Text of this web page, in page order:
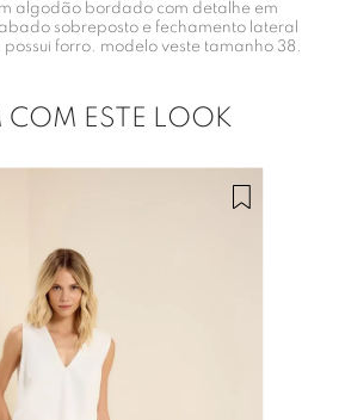
algodão bordado com detalhe em
sobreposto e fechamento lateral
forro. modelo veste tamanho 38.
ESTE LOOK